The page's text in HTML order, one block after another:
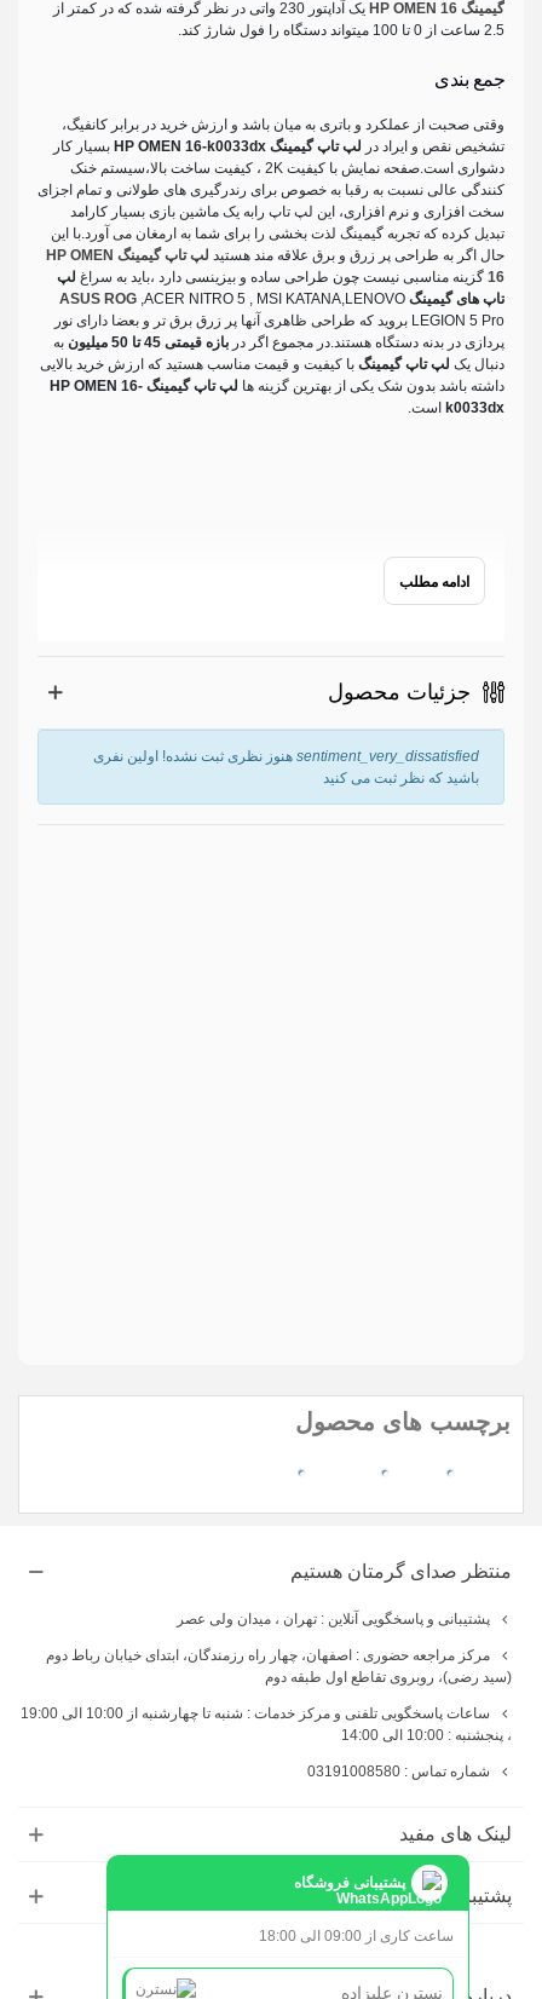
گیمینگ HP OMEN 16
یک آداپتور 230 واتی در نظر گرفته شده که در کمتر از
2.5 ساعت از 0 تا 100 میتواند دستگاه را فول شارژ کند.
جمع بندی
وقتی صحبت از عملکرد و باتری به میان باشد و ارزش خرید در برابر کانفیگ،
تشخیص نقص و ایراد در لپ تاپ گیمینگ HP OMEN 16-k0033dx
بسیار کار
دشواری است.صفحه نمایش با کیفیت 2K ، کیفیت ساخت بالا،سیستم خنک
کنندگی عالی نسبت به رقبا به خصوص برای رندرگیری های طولانی و تمام اجزای
سخت افزاری و نرم افزاری، این لپ تاپ رابه یک ماشین بازی بسیار کارامد
تبدیل کرده که تجربه گیمینگ لذت بخشی را برای شما به ارمغان می آورد.با این
حال اگر به طراحی پر زرق و برق علاقه مند هستید
لپ تاپ گیمینگ HP OMEN
16 گزینه مناسبی نیست چون طراحی ساده و بیزینسی دارد ،باید به سراغ لپ
تاپ های گیمینگ
ASUS ROG ,ACER NITRO 5 , MSI KATANA,LENOVO
LEGION 5 Pro بروید که طراحی ظاهری آنها پر زرق برق تر و بعضا دارای نور
پردازی در بدنه دستگاه هستند.در مجموع اگر در بازه قیمتی 45 تا 50 میلیون
به
دنبال یک لپ تاپ گیمینگ با کیفیت و قیمت مناسب هستید که ارزش خرید بالایی
داشته باشد بدون شک یکی از بهترین گزینه ها
لپ تاپ گیمینگ HP OMEN 16-
k0033dx
است.
ادامه مطلب
جزئیات محصول
sentiment_very_dissatisfied هنوز نظری ثبت نشده! اولین نفری
باشید که نظر ثبت می کنید
برچسب های محصول
منتظر صدای گرمتان هستیم
پشتیبانی و پاسخگویی آنلاین : تهران ، میدان ولی عصر
مرکز مراجعه حضوری : اصفهان، چهار راه رزمندگان، ابتدای خیابان رباط دوم
(سید رضی)، روبروی تقاطع اول طبقه دوم
ساعات پاسخگویی تلفنی و مرکز خدمات : شنبه تا چهارشنبه از 10:00 الی 19:00
، پنجشنبه : 10:00 الی 14:00
شماره تماس : 03191008580
لینک های مفید
پشتیبانی
پشتیبانی فروشگاه
ساعت کاری از 09:00 الی 18:00
نسترن علیزاده